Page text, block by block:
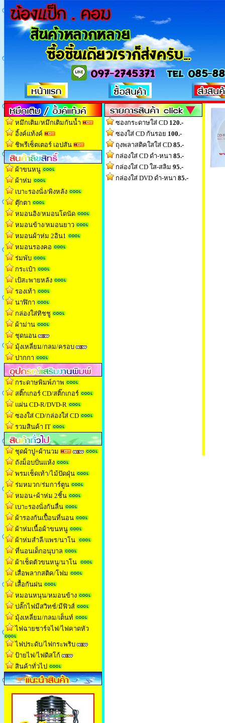
หมึกเติม/หมึกเติมกันน้ำ
อิ้งค์แท้งค์
ชิพรีเซ็ตเตอร์ เอปสัน
ผ้าขนหนู
ผ้าห่ม
เบาะรองนั่ง/พิงหลัง
ตุ๊กตา
หมอนอิง/หมอนโดนัด
หมอนข้าง/หมอนยาว
หมอนผ้าห่ม 2อิน1
หมอนรองคอ
ร่มพับ
กระเป๋า
เป้สะพายหลัง
รองเท้า
นาฬิกา
กล่องใส่ทิชช
ผ้าม่าน
ชุดนอน
มุ้งเหลี่ยม/กลม/ครอบ
ปากกา
กระดาษพิมพ์ภาพ
สติ๊กเกอร์ CD/สติ๊กเกอร์
แผ่น CD-R/DVD-R
ซองใส่ CD/กล่องใส่ CD
รวมสินค้า IT
ชุดผ้าปู+ผ้านวม
ถังม็อบปั่นแห้ง
พรมเช็ดเท้า/ไม้ปัดฝุ่น
ร่มหมวก/ร่มการ์ตูน
หมอน+ผ้าห่ม 2ชิ้น
เบาะรองนั่งกันลื่น
ผ้ารองกันเปื้อนที่นอน
ผ้าห่มเนื้อผ้าขนหน
ผ้าห่มสำลี/แพร/นาโน
ที่นอนเด็กอนุบาล
ผ้าเช็ดตัวขนหนู/นาโน
เสื่อพลากสติค/โฟม
เสื้อกันฝน
หมอนหนุน/หมอนข้าง
ปลั๊กไฟมีสวิทช์/มีฟิวส์
มุ้งเหลี่ยม/กลม/เต็นท
ไฟฉายชาร์จไฟ/ไฟคาดหัว
ไฟประดับ/ไฟกระพริบ
ป้ายไฟ/ไฟดิสโก้
สินค้าทั่วไป
ซองกระดาษใส่ CD 120.-
ซองใส่ CD กันรอย 100.-
ถุงพลาสติคใสใส่ CD 85.-
กล่องใส่ CD ดำ-หนา 85.-
กล่องใส่ CD ใส-สลิม 95.-
กล่องใส่ DVD ดำ-หนา 85.-